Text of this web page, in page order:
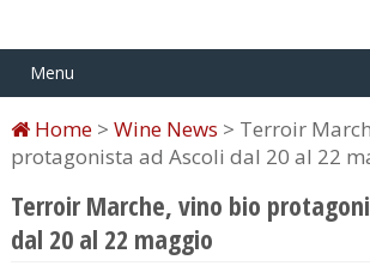
Menu
Home> Wine News > Terroir
protagonista ad Ascoli dal 20 al 22
Terroir Marche, vino bio
dal 20 al 22 maggio